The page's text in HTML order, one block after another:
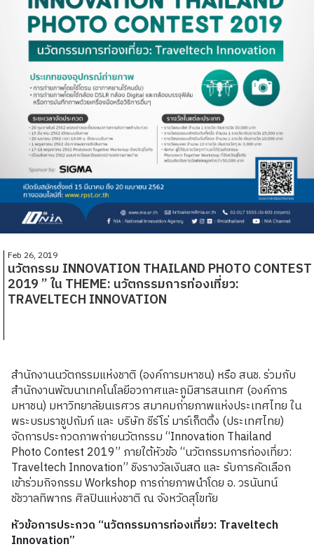
Feb 26, 2019
นวัตกรรม INNOVATION THAILAND PHOTO CONTEST
2019 ” ใน THEME: นวัตกรรมการท่องเที่ยว:
TRAVELTECH INNOVATION
สำนักงานนวัตกรรมแห่งชาติ (องค์การมหาชน) หรือ สนช. ร่วมกับ
สำนักงานพัฒนาเทคโนโลยีอวกาศและภูมิสารสนเทศ (องค์การ
มหาชน) มหาวิทยาลัยนเรศวร สมาคมถ่ายภาพแห่งประเทศไทย ใน
พระบรมราชูปถัมภ์ และ บริษัท ชีร์โร่ มาร์เก็ตติ้ง (ประเทศไทย)
จัดการประกวดภาพถ่ายนวัตกรรม “Innovation Thailand
Photo Contest 2019” ภายใต้หัวข้อ “นวัตกรรมการท่องเที่ยว:
Traveltech Innovation” ชิงรางวัลเงินสด และ รับการคัดเลือก
เข้าร่วมกิจกรรม Workshop การถ่ายภาพนำโดย อ. วรนันทน์
ชัชวาลทิพากร ศิลปินแห่งชาติ ณ จังหวัดสุโขทัย
หัวข้อการประกวด “นวัตกรรมการท่องเที่ยว: Traveltech
Innovation”